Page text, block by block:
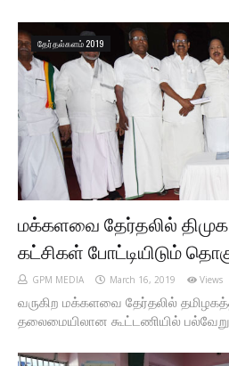
தேர்தல்களம் 2019
மக்களவை தேர்தலில்
கட்சிகள் போட்டியிடும்
GPM MEDIA March 16, 2019 Views
வருகிற மக்களவை தேர்தலில்
தலைமையிலான கூட்டணியில்